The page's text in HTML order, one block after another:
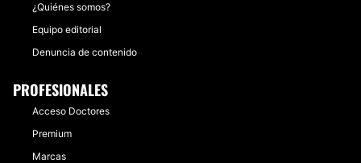
¿Quiénes somos?
Equipo editorial
Denuncia de contenido
PROFESIONALES
Acceso Doctores
Premium
Marcas